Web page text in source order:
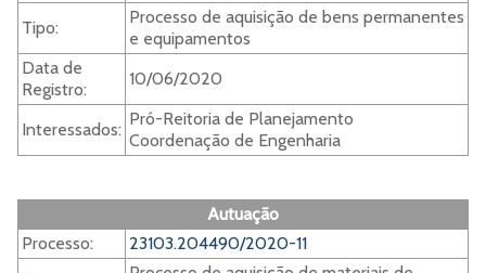
Tipo:
Processo de aquisição de bens permanentes
e equipamentos
Data de
Registro:
10/06/2020
Interessados:
Pró-Reitoria de Planejamento
Coordenação de Engenharia
Autuação
Processo:
23103.204490/2020-11